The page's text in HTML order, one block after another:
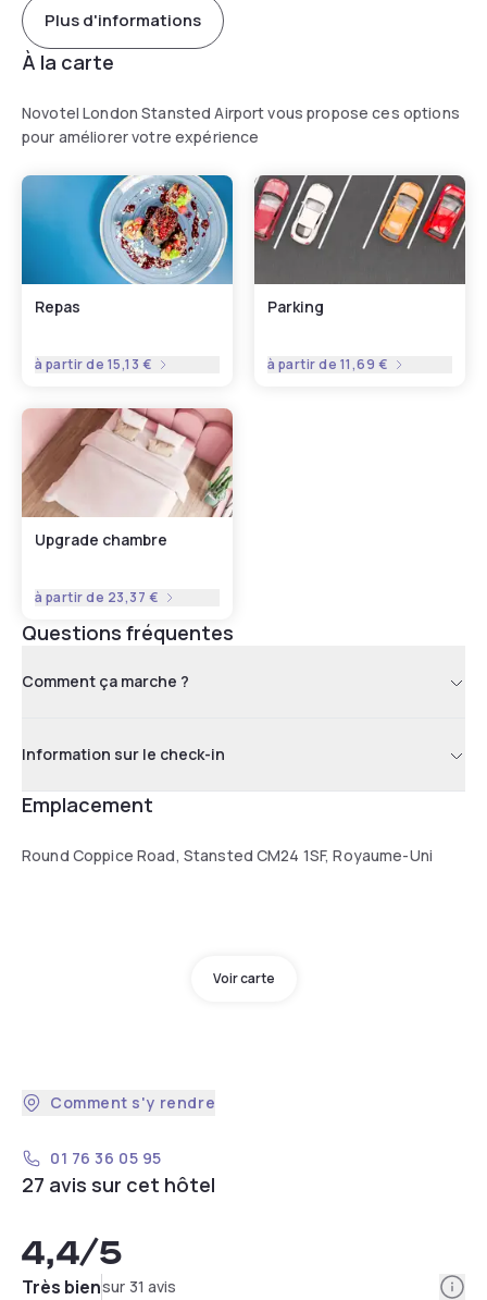
Plus d'informations
À la carte
Novotel London Stansted Airport vous propose ces options
pour améliorer votre expérience
Repas
à partir de 15,13 €
Parking
à partir de 11,69 €
Upgrade chambre
à partir de 23,37 €
Questions fréquentes
Comment ça marche ?
Information sur le check-in
Emplacement
Round Coppice Road, Stansted CM24 1SF, Royaume-Uni
Voir carte
Comment s'y rendre
01 76 36 05 95
27 avis sur cet hôtel
4,4/5
Très biensur 31 avis